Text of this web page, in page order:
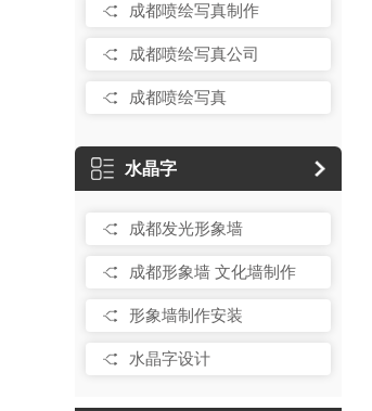
成都喷绘写真制作
成都喷绘写真公司
成都喷绘写真
水晶字
成都发光形象墙
成都形象墙 文化墙制作
形象墙制作安装
水晶字设计